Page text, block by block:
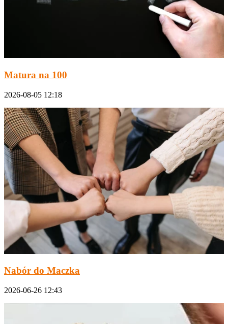
Matura na 100
2026-08-05 12:18
Nabór do Maczka
2026-06-26 12:43